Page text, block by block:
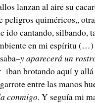
lanzan al aire su
peligros quiméricos,,
ido cantando, silbando,
en mi espíritu
y aparecerá un
brotando aquí y allá
entre las manos
conmigo. Y seguía mi